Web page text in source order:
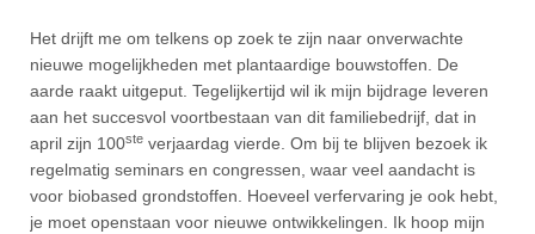
Het drijft me om telkens op zoek te zijn naar onverwachte
nieuwe mogelijkheden met plantaardige bouwstoffen. De
aarde raakt uitgeput. Tegelijkertijd wil ik mijn bijdrage leveren
aan het succesvol voortbestaan van dit familiebedrijf, dat in
april zijn 100ste verjaardag vierde. Om bij te blijven bezoek ik
regelmatig seminars en congressen, waar veel aandacht is
voor biobased grondstoffen. Hoeveel verfervaring je ook hebt,
je moet openstaan voor nieuwe ontwikkelingen. Ik hoop mijn